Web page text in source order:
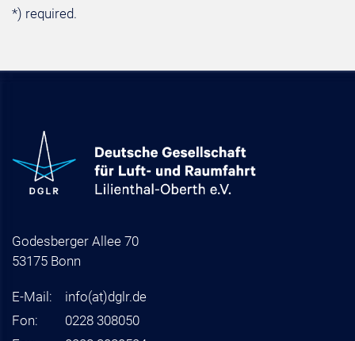
*) required.
Godesberger Allee 70
53175 Bonn
E-Mail: info(at)dglr.de
Fon:
0228 308050